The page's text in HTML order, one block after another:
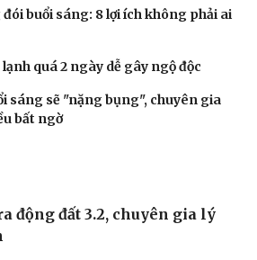
nhưng giá trị dinh dưỡng
cho người ăn ít nhất 5 quả trứng
buổi sáng: 8 lợi ích không phải ai